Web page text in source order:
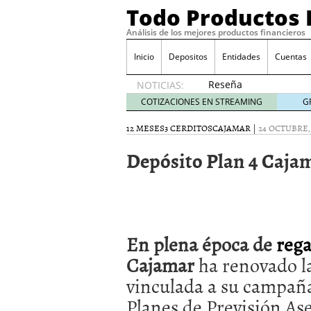
Todo Productos
Análisis de los mejores productos financieros
Inicio Depositos Entidades Cuentas
NOTICIAS:
Reseña
de SIFX:
Lo Que
Deben
los
Traders
Ford y GM consiguen
financieros ligados al
¿Por qué el ahorro
Los bancos
presión de los
Depósitos al 4 %
COTIZACIONES EN STREAMING
12 MESES3 CERDITOSCAJAMAR | 24
Depósito Plan 4
En plena época de
Cajamarha renovado
vinculada a su